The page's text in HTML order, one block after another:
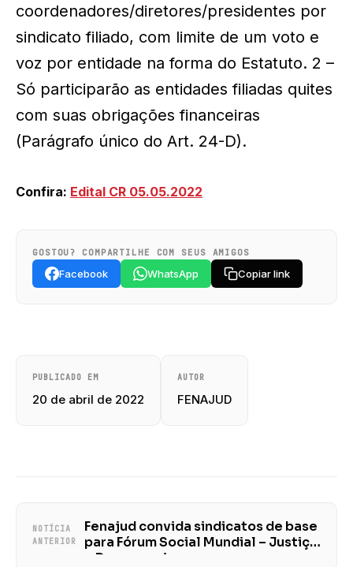
coordenadores/diretores/presidentes por
sindicato filiado, com limite de um voto e
voz por entidade na forma do Estatuto. 2 –
Só participarão as entidades filiadas quites
com suas obrigações financeiras
(Parágrafo único do Art. 24-D).
Confira: Edital CR 05.05.2022
GOSTOU? COMPARTILHE COM SEUS AMIGOS
Facebook WhatsApp Copiar link
PUBLICADO EM
20 de abril de 2022
AUTOR
FENAJUD
NOTÍCIA
ANTERIOR
Fenajud convida sindicatos de base
para Fórum Social Mundial – Justiça
e Democracia